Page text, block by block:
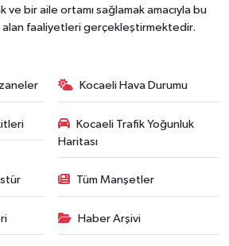
bir aile ortamı sağlamak amacıyla bu
faaliyetleri gerçekleştirmektedir.
Kocaeli Hava Durumu
Kocaeli Trafik Yoğunluk
Haritası
Tüm Manşetler
Haber Arşivi